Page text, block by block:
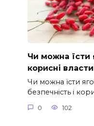
Чи можна їсти
корисні
Чи можна їсти
безпечність і
0 102